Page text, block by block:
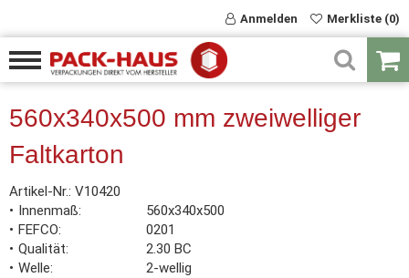
Anmelden Merkliste (0)
560x340x500 mm zweiwelliger
Faltkarton
Artikel-Nr.: V10420
Innenmaß
560x340x500
FEFCO
0201
Qualität
2.30 BC
Welle
2-wellig